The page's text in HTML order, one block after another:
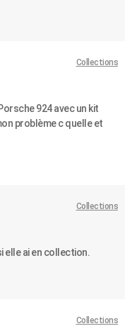
Collections
924 avec un kit
problème c quelle et
Collections
elle ai en collection.
Collections